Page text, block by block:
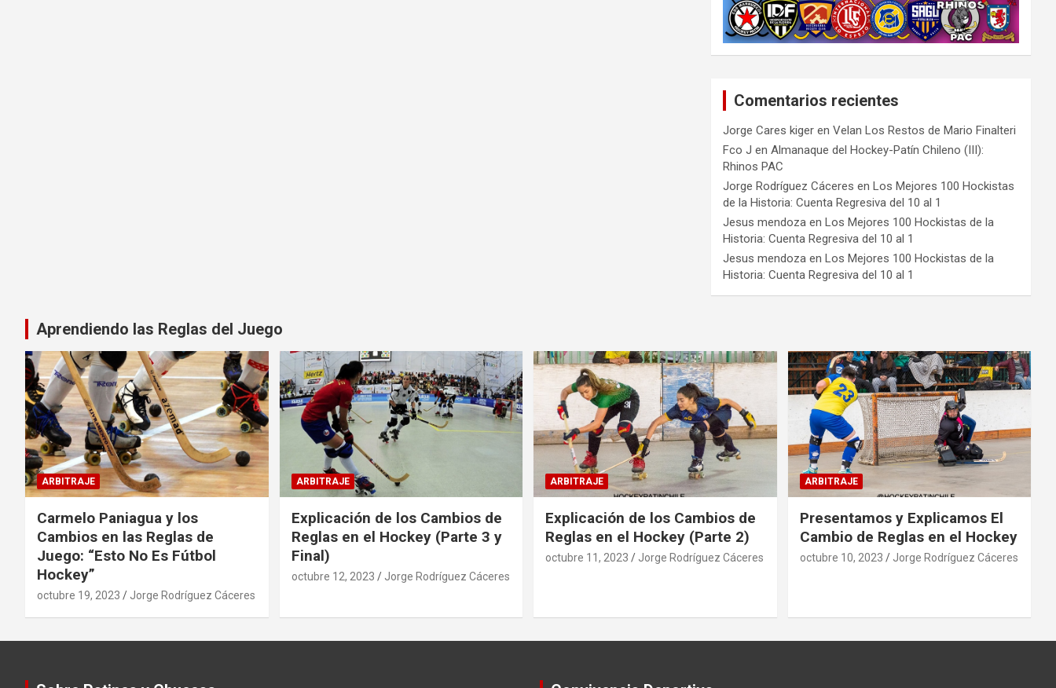
Comentarios recientes
Jorge Cares kiger enVelan Los Restos de Mario Finalteri
Fco J enAlmanaque del Hockey-Patín Chileno (III):
Rhinos PAC
Jorge Rodríguez Cáceres enLos Mejores 100 Hockistas
de la Historia: Cuenta Regresiva del 10 al 1
Jesus mendoza enLos Mejores 100 Hockistas de la
Historia: Cuenta Regresiva del 10 al 1
Jesus mendoza enLos Mejores 100 Hockistas de la
Historia: Cuenta Regresiva del 10 al 1
Aprendiendo las Reglas del Juego
ARBITRAJE
Carmelo Paniagua y los
Cambios en las Reglas de
Juego: “Esto No Es Fútbol
Hockey”
octubre 19, 2023 Jorge Rodríguez Cáceres
ARBITRAJE
Explicación de los Cambios de
Reglas en el Hockey (Parte 3 y
Final)
octubre 12, 2023 Jorge Rodríguez Cáceres
ARBITRAJE
Explicación de los Cambios de
Reglas en el Hockey (Parte 2)
octubre 11, 2023 Jorge Rodríguez Cáceres
ARBITRAJE
Presentamos y Explicamos El
Cambio de Reglas en el Hockey
octubre 10, 2023 Jorge Rodríguez Cáceres